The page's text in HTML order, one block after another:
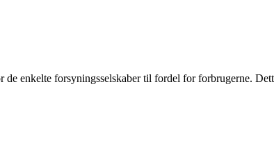
enkelte forsyningsselskaber til fordel for forbrugerne.